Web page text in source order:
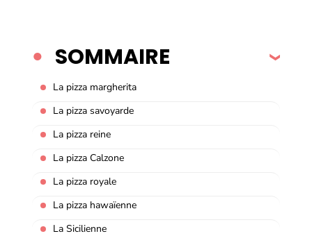
SOMMAIRE
La pizza margherita
La pizza savoyarde
La pizza reine
La pizza Calzone
La pizza royale
La pizza hawaïenne
La Sicilienne